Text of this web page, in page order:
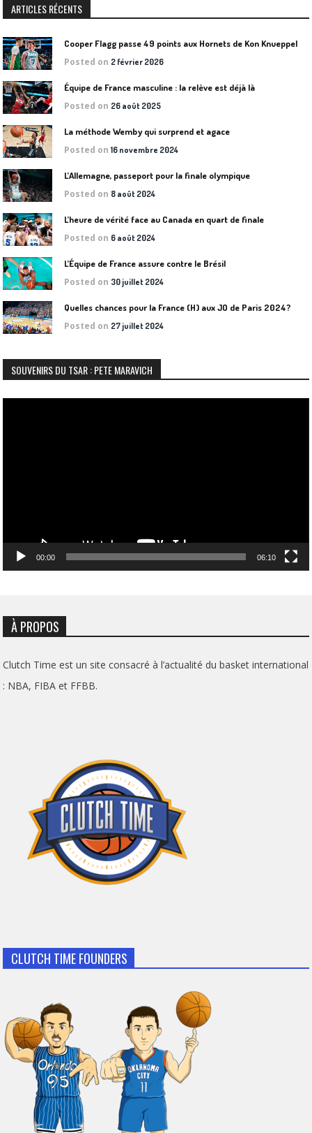
ARTICLES RÉCENTS
Cooper Flagg passe 49 points aux Hornets de Kon Knueppel
Posted on 2 février 2026
Équipe de France masculine : la relève est déjà là
Posted on 26 août 2025
La méthode Wemby qui surprend et agace
Posted on16 novembre 2024
L’Allemagne, passeport pour la finale olympique
Posted on 8 août 2024
L’heure de vérité face au Canada en quart de finale
Posted on 6 août 2024
L’Équipe de France assure contre le Brésil
Posted on 30 juillet 2024
Quelles chances pour la France (H) aux JO de Paris 2024?
Posted on 27 juillet 2024
SOUVENIRS DU TSAR : PETE MARAVICH
00:00 06:10
À PROPOS
Clutch Time est un site consacré à l’actualité du basket international
: NBA, FIBA et FFBB.
CLUTCH TIME FOUNDERS